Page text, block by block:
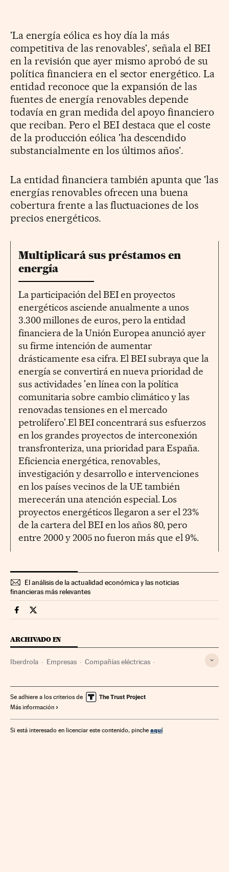
'La energía eólica es hoy día la más
competitiva de las renovables', señala el BEI
en la revisión que ayer mismo aprobó de su
política financiera en el sector energético. La
entidad reconoce que la expansión de las
fuentes de energía renovables depende
todavía en gran medida del apoyo financiero
que reciban. Pero el BEI destaca que el coste
de la producción eólica 'ha descendido
substancialmente en los últimos años'.
La entidad financiera también apunta que 'las
energías renovables ofrecen una buena
cobertura frente a las fluctuaciones de los
precios energéticos.
Multiplicará sus préstamos en
energía
La participación del BEI en proyectos
energéticos asciende anualmente a unos
3.300 millones de euros, pero la entidad
financiera de la Unión Europea anunció ayer
su firme intención de aumentar
drásticamente esa cifra. El BEI subraya que la
energía se convertirá en nueva prioridad de
sus actividades 'en línea con la política
comunitaria sobre cambio climático y las
renovadas tensiones en el mercado
petrolífero'.El BEI concentrará sus esfuerzos
en los grandes proyectos de interconexión
transfronteriza, una prioridad para España.
Eficiencia energética, renovables,
investigación y desarrollo e intervenciones
en los países vecinos de la UE también
merecerán una atención especial. Los
proyectos energéticos llegaron a ser el 23%
de la cartera del BEI en los años 80, pero
entre 2000 y 2005 no fueron más que el 9%.
El análisis de la actualidad económica y las noticias
financieras más relevantes
Companias Cinco Días en Facebook
Companias Cinco Días en Twitter
ARCHIVADO EN
Iberdrola Empresas Compañías eléctricas
Se adhiere a los criterios de
Más información
Si está interesado en licenciar este contenido, pinche aquí